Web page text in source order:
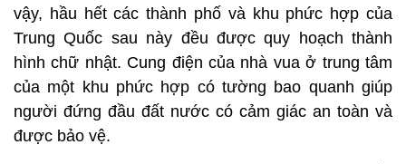
vậy, hầu hết các thành phố và khu phức hợp của
Trung Quốc sau này đều được quy hoạch thành
hình chữ nhật. Cung điện của nhà vua ở trung tâm
của một khu phức hợp có tường bao quanh giúp
người đứng đầu đất nước có cảm giác an toàn và
được bảo vệ.